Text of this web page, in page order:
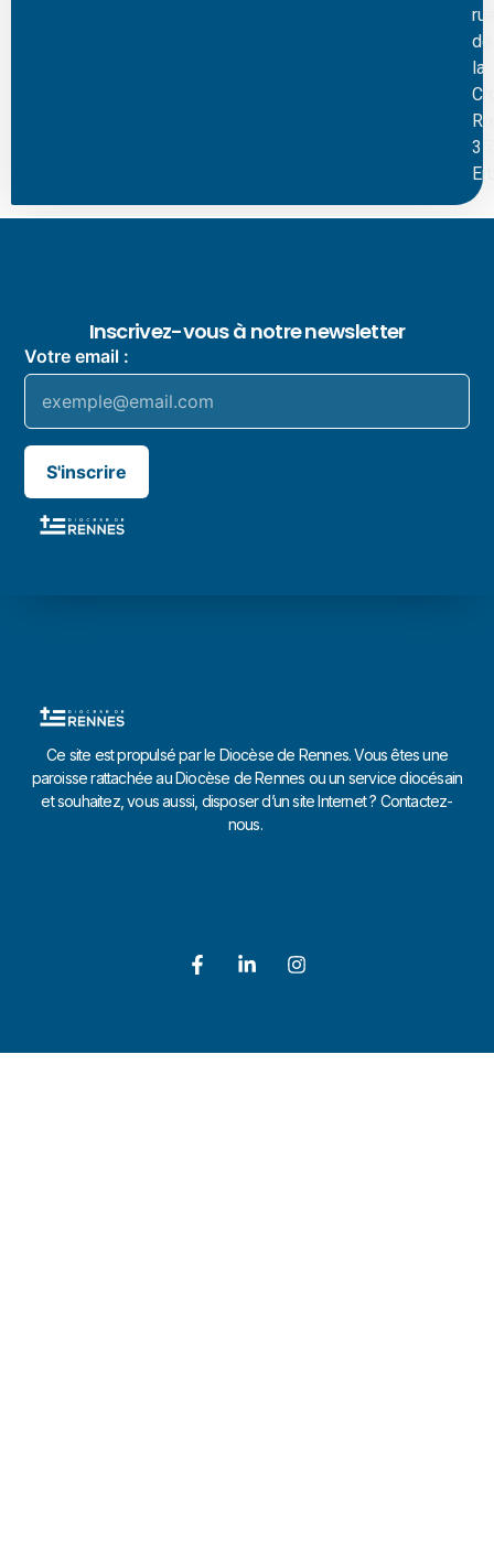
de
la
Inscrivez-vous à notre newsletter
Votre email :
S'inscrire
Ce site est propulsé par le Diocèse de Rennes. Vous êtes une
paroisse rattachée au Diocèse de Rennes ou un service diocésain
et souhaitez, vous aussi, disposer d’un site Internet ? Contactez-
nous.